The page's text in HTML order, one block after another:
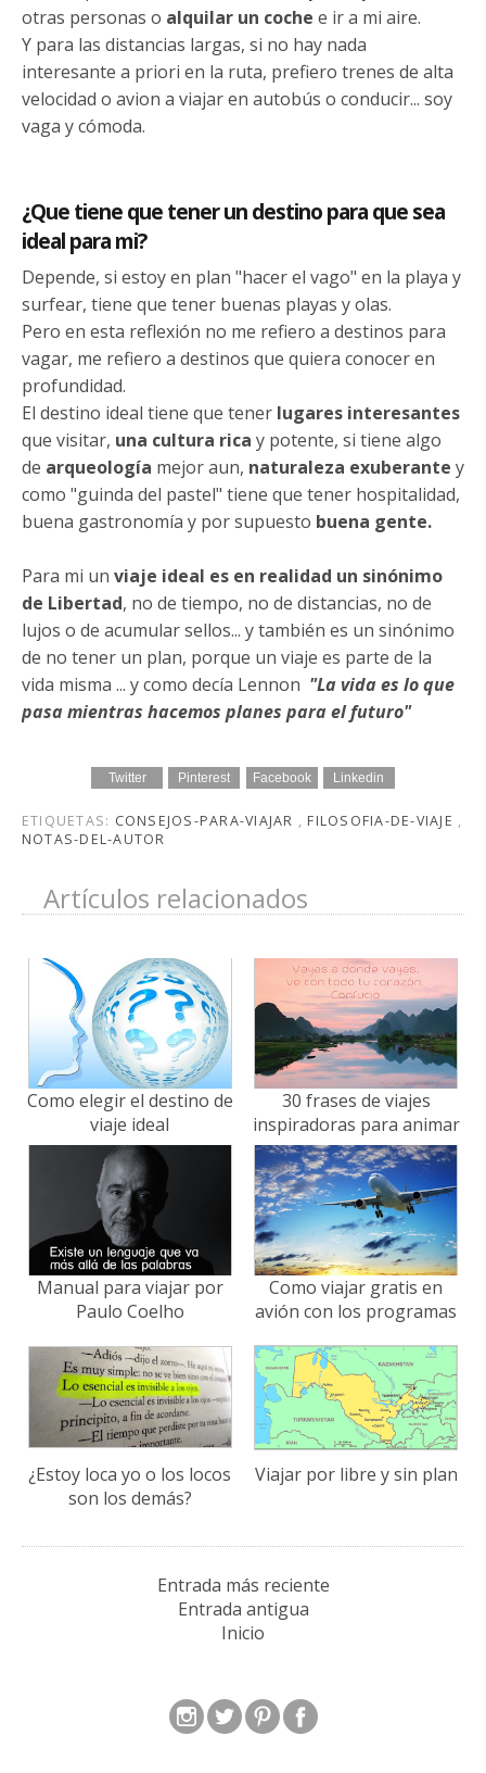
otras personas o alquilar un coche e ir a mi aire.
Y para las distancias largas, si no hay nada
interesante a priori en la ruta, prefiero trenes de alta
velocidad o avion a viajar en autobús o conducir... soy
vaga y cómoda.
¿Que tiene que tener un destino para que sea
ideal para mi?
Depende, si estoy en plan "hacer el vago" en la playa y
surfear, tiene que tener buenas playas y olas.
Pero en esta reflexión no me refiero a destinos para
vagar, me refiero a destinos que quiera conocer en
profundidad.
El destino ideal tiene que tener lugares interesantes
que visitar, una cultura rica y potente, si tiene algo
de arqueología mejor aun, naturaleza exuberante y
como "guinda del pastel" tiene que tener hospitalidad,
buena gastronomía y por supuesto buena gente.
Para mi un viaje ideal es en realidad un sinónimo
de Libertad, no de tiempo, no de distancias, no de
lujos o de acumular sellos... y también es un sinónimo
de no tener un plan, porque un viaje es parte de la
vida misma ... y como decía Lennon "La vida es lo que
pasa mientras hacemos planes para el futuro"
Twitter Pinterest Facebook Linkedin
ETIQUETAS: CONSEJOS-PARA-VIAJAR , FILOSOFIA-DE-VIAJE ,
NOTAS-DEL-AUTOR
Artículos relacionados
Como elegir el destino de
viaje ideal
30 frases de viajes
inspiradoras para animar
tu espíritu viajero
Manual para viajar por
Paulo Coelho
Como viajar gratis en
avión con los programas
¿Estoy loca yo o los locos
son los demás?
Viajar por libre y sin plan
Entrada más reciente
Entrada antigua
Inicio